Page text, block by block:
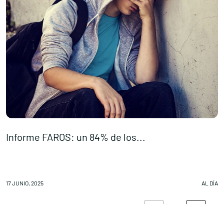
Informe FAROS: un 84% de los...
17 JUNIO, 2025 AL DÍA